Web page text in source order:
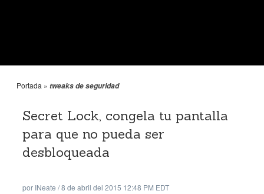
Portada » tweaks de seguridad
Secret Lock, congela tu pantalla
para que no pueda ser
desbloqueada
por INeate /8 de abril del 2015 12:48 PM EDT